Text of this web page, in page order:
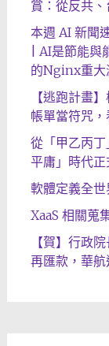
賞：從反共、
本週 AI 新聞
| AI是節能
的Nginx重大
【逃跑計畫
帳單當符咒，
從「甲乙丙
平庸」時代正
軟體定義全
XaaS 相關蒐
【賀】行政
再匯款，華